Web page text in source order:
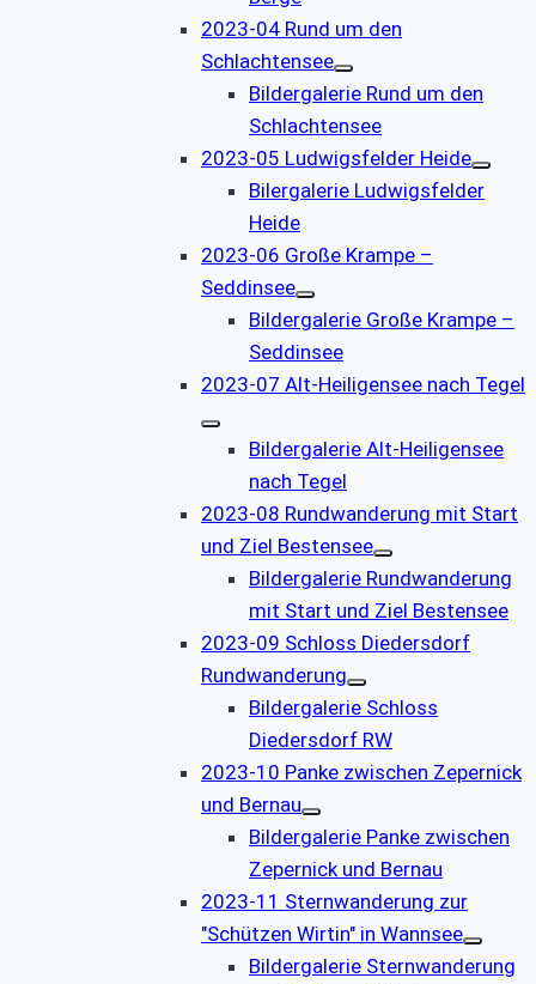
2023-04 Rund um den
Schlachtensee
Bildergalerie Rund um den
Schlachtensee
2023-05 Ludwigsfelder Heide
Bilergalerie Ludwigsfelder
Heide
2023-06 Große Krampe –
Seddinsee
Bildergalerie Große Krampe –
Seddinsee
2023-07 Alt-Heiligensee nach Tegel
Bildergalerie Alt-Heiligensee
nach Tegel
2023-08 Rundwanderung mit Start
und Ziel Bestensee
Bildergalerie Rundwanderung
mit Start und Ziel Bestensee
2023-09 Schloss Diedersdorf
Rundwanderung
Bildergalerie Schloss
Diedersdorf RW
2023-10 Panke zwischen Zepernick
und Bernau
Bildergalerie Panke zwischen
Zepernick und Bernau
2023-11 Sternwanderung zur
"Schützen Wirtin" in Wannsee
Bildergalerie Sternwanderung